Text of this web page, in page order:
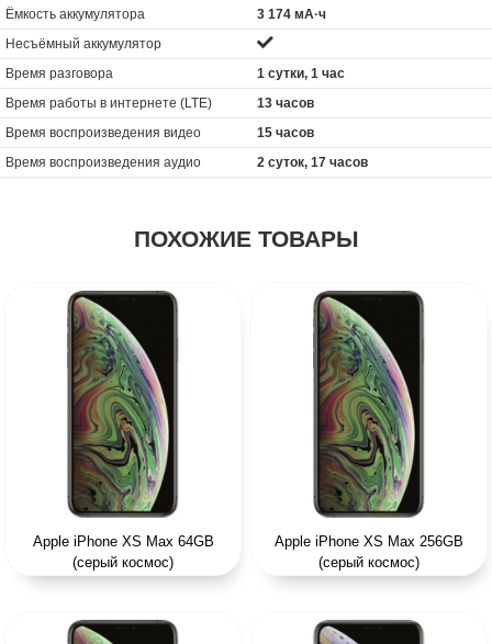
Ёмкость аккумулятора
3 174 мА·ч
Несъёмный аккумулятор
Время разговора
1 сутки, 1 час
Время работы в интернете (LTE)
13 часов
Время воспроизведения видео
15 часов
Время воспроизведения аудио
2 суток, 17 часов
ПОХОЖИЕ ТОВАРЫ
Apple iPhone XS Max 64GB
(серый космос)
Apple iPhone XS Max 256GB
(серый космос)